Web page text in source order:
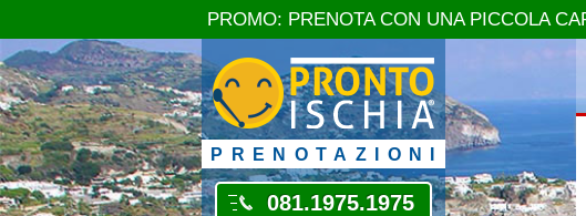
PRENOTAZIONI
081.1975.1975
PROMO: PRENOTA CON UNA PICCOLA